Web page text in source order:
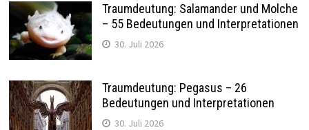
Traumdeutung: Salamander und Molche
– 55 Bedeutungen und Interpretationen
30. Juli 2026
Traumdeutung: Pegasus – 26
Bedeutungen und Interpretationen
30. Juli 2026